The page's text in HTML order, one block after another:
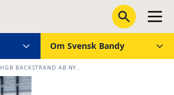
Om Svensk Bandy
HGB BACKSTRAND AB NY...